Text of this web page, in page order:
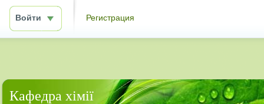
Войти Регистрация
Кафедра хімії